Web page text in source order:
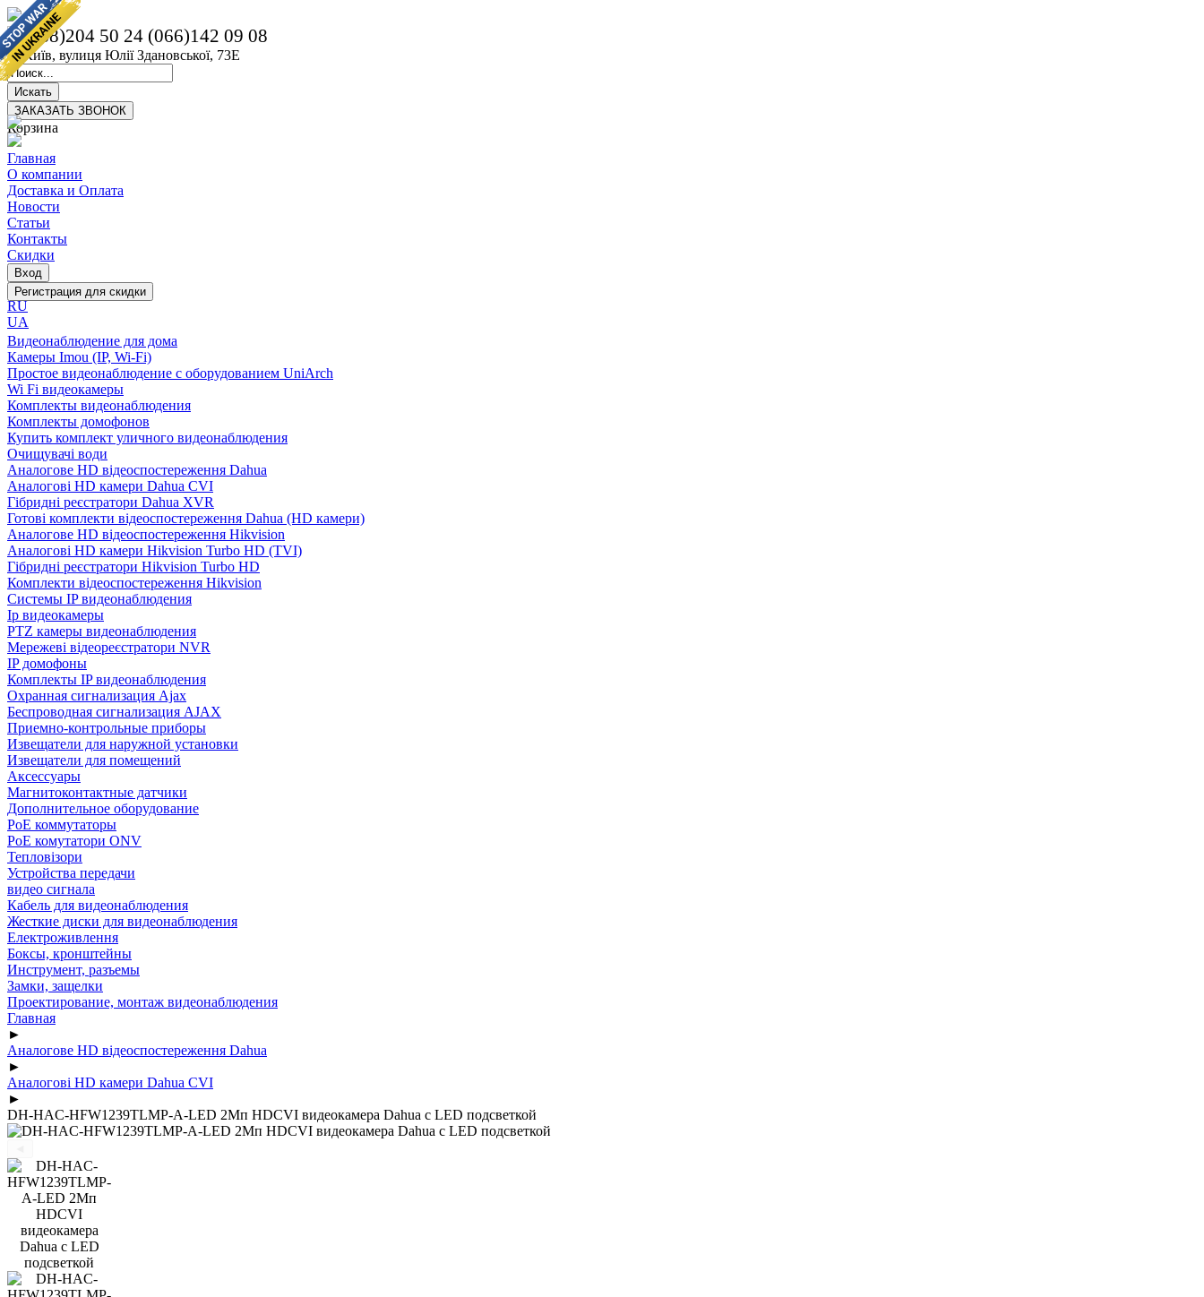
(068)204 50 24 (066)142 09 08
м. Київ, вулиця Юлії Здановської, 73Е
Корзина
Главная
О компании
Доставка и Оплата
Новости
Статьи
Контакты
Скидки
RU
UA
Видеонаблюдение для дома
Камеры Imou (IP, Wi-Fi)
Простое видеонаблюдение с оборудованием UniArch
Wi Fi видеокамеры
Комплекты видеонаблюдения
Комплекты домофонов
Купить комплект уличного видеонаблюдения
Очищувачі води
Аналогове HD відеоспостереження Dahua
Аналогові HD камери Dahua CVI
Гібридні реєстратори Dahua XVR
Готові комплекти відеоспостереження Dahua (HD камери)
Аналогове HD відеоспостереження Hikvision
Аналогові HD камери Hikvision Turbo HD (TVI)
Гібридні реєстратори Hikvision Turbo HD
Комплекти відеоспостереження Hikvision
Системы IP видеонаблюдения
Ip видеокамеры
PTZ камеры видеонаблюдения
Мережеві відеореєстратори NVR
IP домофоны
Комплекты IP видеонаблюдения
Охранная сигнализация Ajax
Беспроводная сигнализация AJAX
Приемно-контрольные приборы
Извещатели для наружной установки
Извещатели для помещений
Аксессуары
Магнитоконтактные датчики
Дополнительное оборудование
PoE коммутаторы
PoE комутатори ONV
Тепловізори
Устройства передачи
видео сигнала
Кабель для видеонаблюдения
Жесткие диски для видеонаблюдения
Електроживлення
Боксы, кронштейны
Инструмент, разъемы
Замки, защелки
Проектирование, монтаж видеонаблюдения
Главная
►
Аналогове HD відеоспостереження Dahua
►
Аналогові HD камери Dahua CVI
►
DH-HAC-HFW1239TLMP-A-LED 2Мп HDCVI видеокамера Dahua с LED подсветкой